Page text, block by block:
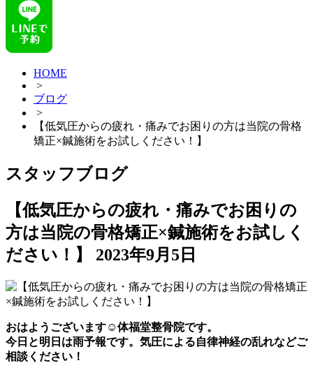
HOME
>
ブログ
>
【低気圧からの疲れ・痛みでお困りの方は当院の骨格
矯正×鍼施術をお試しください！】
スタッフブログ
【低気圧からの疲れ・痛みでお困りの
方は当院の骨格矯正×鍼施術をお試しく
ださい！】
2023年9月5日
おはようございます☺体福堂整骨院です。
今日と明日は雨予報です。気圧による自律神経の乱れなどご
相談ください！